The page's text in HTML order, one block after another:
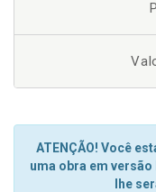
ATENÇÃO! Você
uma obra em
lhe